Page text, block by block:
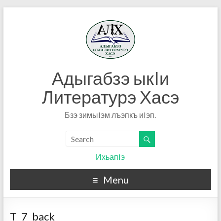
Адыгабзэ ыкIи
Литературэ Хасэ
Бзэ зимыIэм лъэпкъ иIэп.
ИхьапIэ
Menu
T_7_back